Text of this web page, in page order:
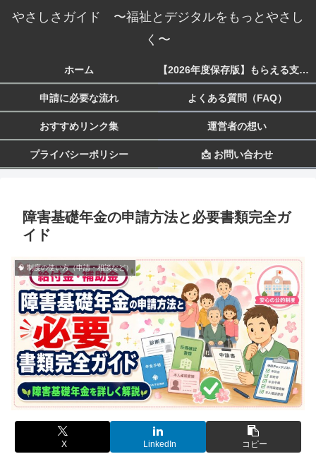
やさしさガイド 〜福祉とデジタルをもっとやさし
く〜
ホーム 【2026年度保存版】もらえる支援一覧 生活・子育て・障害・就労まで
申請に必要な流れ よくある質問（FAQ）
おすすめリンク集 運営者の想い
プライバシーポリシー 📩 お問い合わせ
障害基礎年金の申請方法と必要書類完全ガ
イド
🧠 制度の使い方（申請・相談など）
X LinkedIn コピー